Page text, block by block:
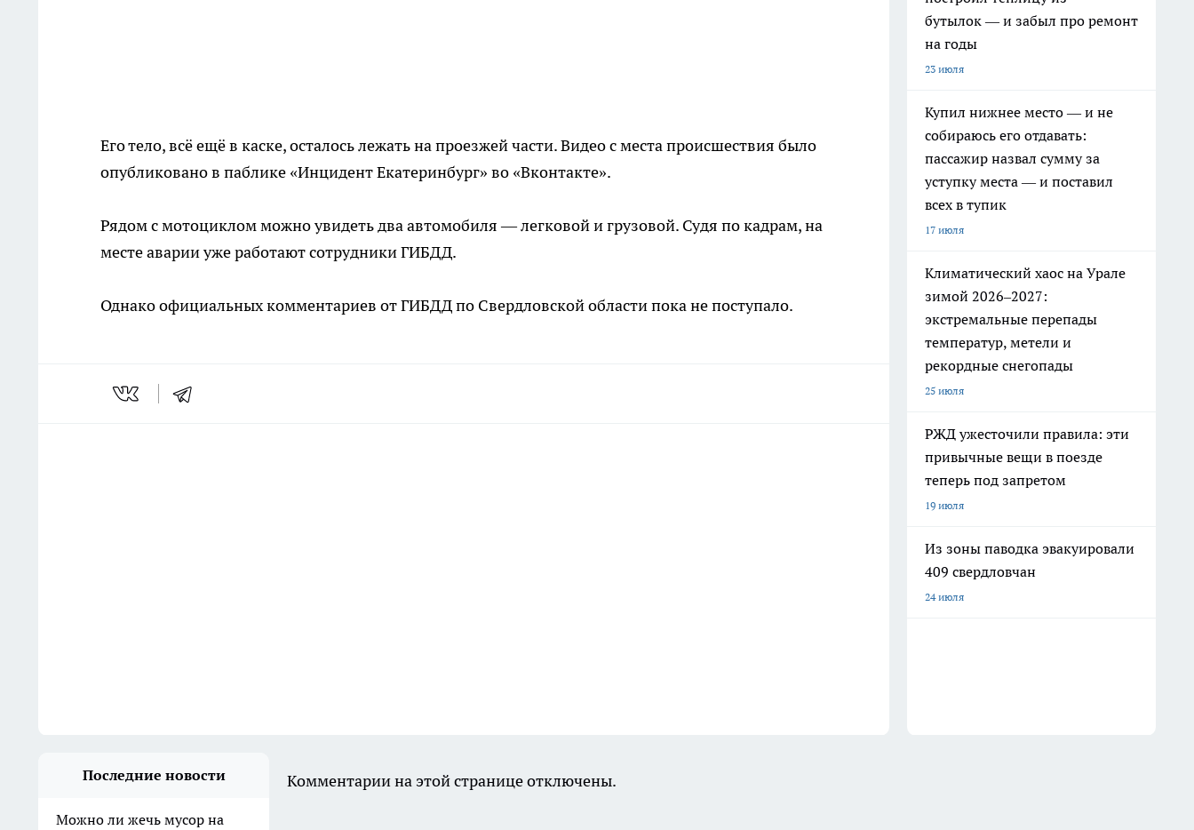
Его тело, всё ещё в каске, осталось лежать на проезжей части. Видео с места происшествия было
опубликовано в паблике «Инцидент Екатеринбург» во «Вконтакте».
Рядом с мотоциклом можно увидеть два автомобиля — легковой и грузовой. Судя по кадрам, на
месте аварии уже работают сотрудники ГИБДД.
Однако официальных комментариев от ГИБДД по Свердловской области пока не поступало.
бутылок — и забыл про ремонт
на годы
23 июля
Купил нижнее место — и не
собираюсь его отдавать:
пассажир назвал сумму за
уступку места — и поставил
всех в тупик
17 июля
Климатический хаос на Урале
зимой 2026–2027:
экстремальные перепады
температур, метели и
рекордные снегопады
25 июля
РЖД ужесточили правила: эти
привычные вещи в поезде
теперь под запретом
19 июля
Из зоны паводка эвакуировали
409 свердловчан
24 июля
Последние новости
Можно ли жечь мусор на
Комментарии на этой странице отключены.